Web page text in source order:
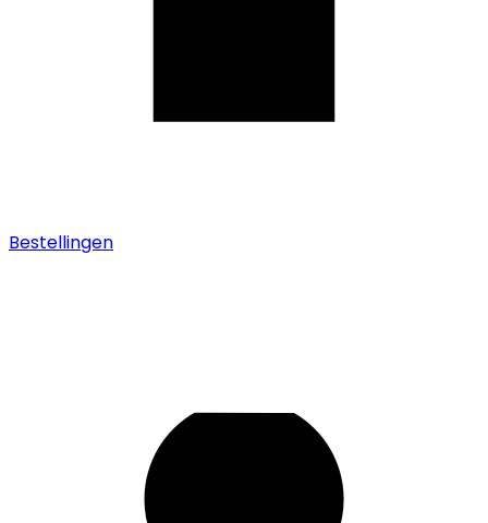
Bestellingen